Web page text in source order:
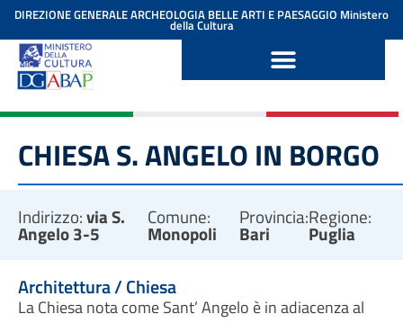
contenuto
DIREZIONE GENERALE ARCHEOLOGIA BELLE ARTI E PAESAGGIO Ministero
della Cultura
CHIESA S. ANGELO IN BORGO
Indirizzo:via S.
Angelo 3-5
Comune:
Monopoli
Provincia:
Bari
Regione:
Puglia
Architettura / Chiesa
La Chiesa nota come Sant’ Angelo è in adiacenza al